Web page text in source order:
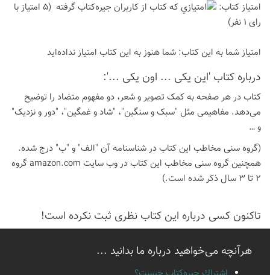
امتیاز كتاب:
(5 امتیاز با
رای 1 نفر)
امتیاز شما به این كتاب: شما هنوز به این كتاب امتیاز نداده‌اید
درباره كتاب 'این یکی ... اون یکی ...':
کتاب در هر صفحه به کمک تصویر و شعر، دو مفهوم متضاد را توضیح
می‌دهد. مفاهیمی مثل "سبک و سنگین"، "شاد و غمگین"، "دور و نزدیک"
و …
(گروه سنی مخاطب این کتاب در شناسنامه آن "الف" و "ب" درج شده.
همچنین گروه سنی مخاطب این کتاب در وب سایت amazon.com گروه
2 تا 3 سال ذکر شده است.)
تاكنون كسی درباره این كتاب نظری ثبت نكرده است!
هرآنچه می‌خواهید درباره ما بدانید ...